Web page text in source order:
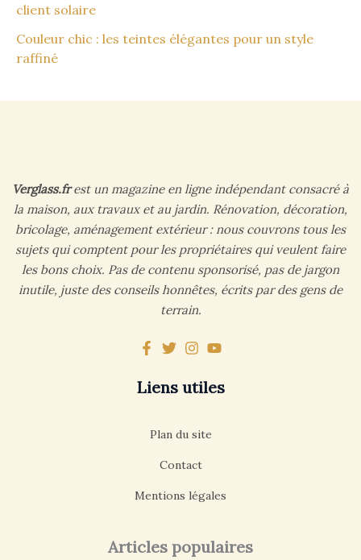
client solaire
Couleur chic : les teintes élégantes pour un style
raffiné
Verglass.frest un magazine en ligne indépendant consacré à
la maison, aux travaux et au jardin. Rénovation, décoration,
bricolage, aménagement extérieur : nous couvrons tous les
sujets qui comptent pour les propriétaires qui veulent faire
les bons choix. Pas de contenu sponsorisé, pas de jargon
inutile, juste des conseils honnêtes, écrits par des gens de
terrain.
Liens utiles
Plan du site
Contact
Mentions légales
Articles populaires